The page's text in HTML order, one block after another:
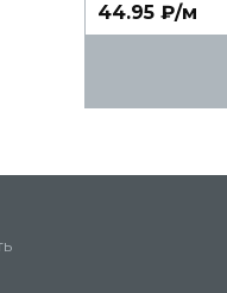
44.95 ₽/м